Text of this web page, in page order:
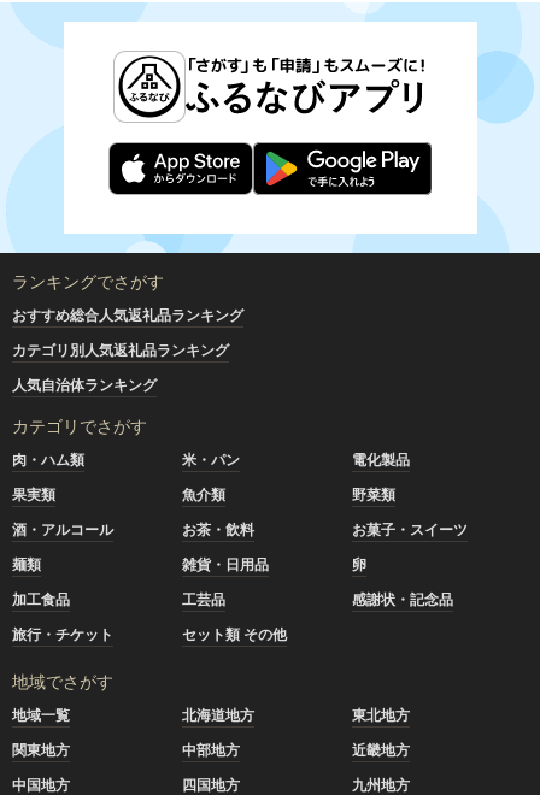
ランキングでさがす
おすすめ総合人気返礼品ランキング
カテゴリ別人気返礼品ランキング
人気自治体ランキング
カテゴリでさがす
肉・ハム類 米・パン
電化製品
果実類
魚介類
野菜類
酒・アルコール
お茶・飲料
お菓子・スイーツ
麺類
雑貨・日用品
卵
加工食品
工芸品
感謝状・記念品
旅行・チケット
セット類 その他
地域でさがす
地域一覧 北海道地方
東北地方
関東地方
中部地方
近畿地方
中国地方
四国地方 九州地方